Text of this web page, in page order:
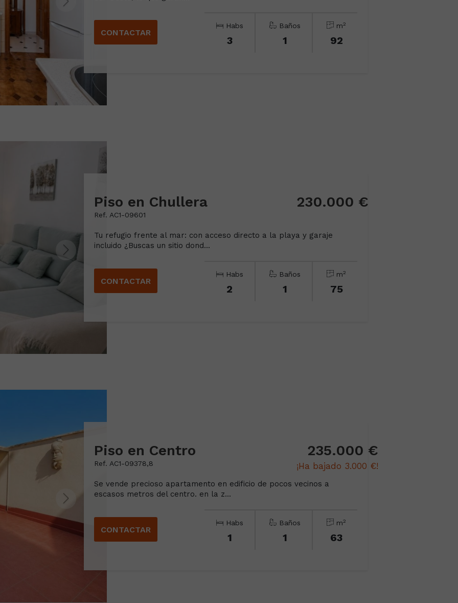
CONTACTAR
Habs
3
Baños
1
m2
92
Piso en Chullera
Ref. AC1-09601
230.000 €
Tu refugio frente al mar: con acceso directo a la playa y garaje
incluido ¿Buscas un sitio dond...
CONTACTAR
Habs
2
Baños
1
m2
75
Piso en Centro
Ref. AC1-09378,8
235.000 €
¡Ha bajado 3.000 €!
Se vende precioso apartamento en edificio de pocos vecinos a
escasos metros del centro. en la z...
CONTACTAR
Habs
1
Baños
1
m2
63